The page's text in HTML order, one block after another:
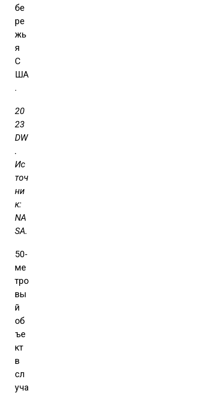
бе
ре
жь
я
С
ША
.
20
23
DW
.
Ис
точ
ни
к:
NA
SA.
50-
ме
тро
вы
й
об
ъе
кт
в
сл
уча